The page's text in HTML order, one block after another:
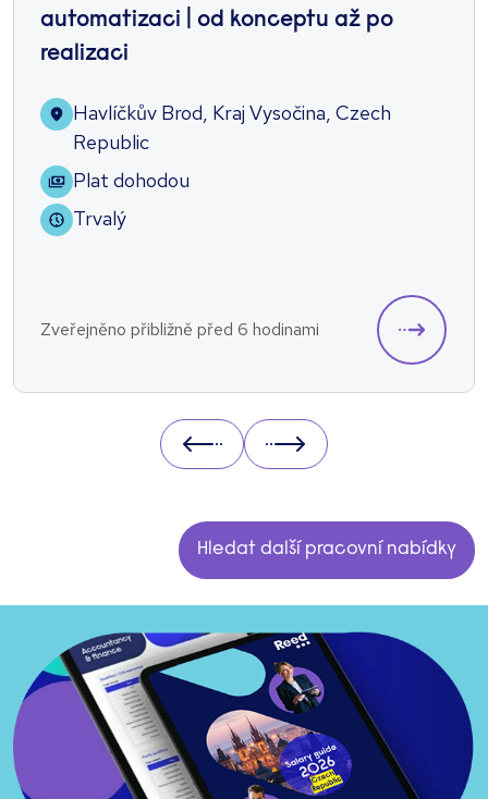
automatizaci | od konceptu až po
realizaci
Havlíčkův Brod, Kraj Vysočina, Czech
Republic
Plat dohodou
Trvalý
Zveřejněno přibližně před 6 hodinami
Prev Next
Hledat další pracovní nabídky